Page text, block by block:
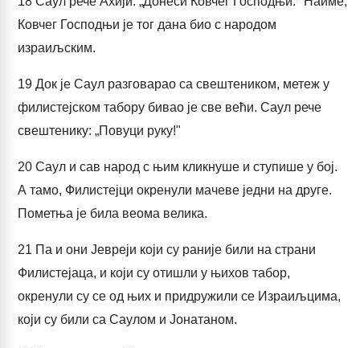
Ковчег Господњи је тог дана био с народом
израиљским.
19 Док је Саул разговарао са свештеником, метеж у
филистејском табору бивао је све већи. Саул рече
свештенику: „Повуци руку!"
20 Саул и сав народ с њим кликнуше и ступише у бој.
А тамо, Филистејци окренули мачеве једни на друге.
Пометња је била веома велика.
21 Па и они Јевреји који су раније били на страни
Филистејаца, и који су отишли у њихов табор,
окренули су се од њих и придружили се Израиљцима,
који су били са Саулом и Јонатаном.